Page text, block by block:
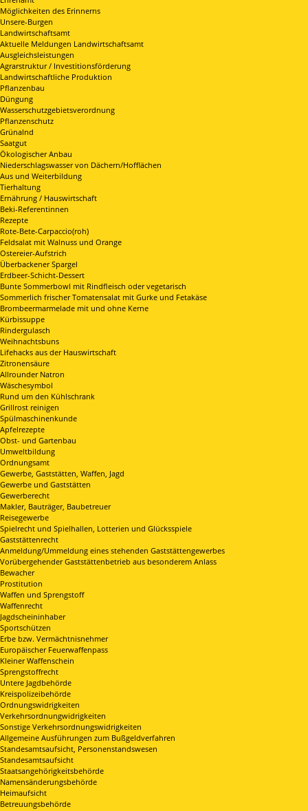
Möglichkeiten des Erinnerns
Unsere-Burgen
Landwirtschaftsamt
Aktuelle Meldungen Landwirtschaftsamt
Ausgleichsleistungen
Agrarstruktur / Investitionsförderung
Landwirtschaftliche Produktion
Pflanzenbau
Düngung
Wasserschutzgebietsverordnung
Pflanzenschutz
Grünalnd
Saatgut
Ökologischer Anbau
Niederschlagswasser von Dächern/Hofflächen
Aus und Weiterbildung
Tierhaltung
Ernährung / Hauswirtschaft
Beki-Referentinnen
Rezepte
Rote-Bete-Carpaccio(roh)
Feldsalat mit Walnuss und Orange
Ostereier-Aufstrich
Überbackener Spargel
Erdbeer-Schicht-Dessert
Bunte Sommerbowl mit Rindfleisch oder vegetarisch
Sommerlich frischer Tomatensalat mit Gurke und Fetakäse
Brombeermarmelade mit und ohne Kerne
Kürbissuppe
Rindergulasch
Weihnachtsbuns
Lifehacks aus der Hauswirtschaft
Zitronensäure
Allrounder Natron
Wäschesymbol
Rund um den Kühlschrank
Grillrost reinigen
Spülmaschinenkunde
Apfelrezepte
Obst- und Gartenbau
Umweltbildung
Ordnungsamt
Gewerbe, Gaststätten, Waffen, Jagd
Gewerbe und Gaststätten
Gewerberecht
Makler, Bauträger, Baubetreuer
Reisegewerbe
Spielrecht und Spielhallen, Lotterien und Glücksspiele
Gaststättenrecht
Anmeldung/Ummeldung eines stehenden Gaststättengewerbes
Vorübergehender Gaststättenbetrieb aus besonderem Anlass
Bewacher
Prostitution
Waffen und Sprengstoff
Waffenrecht
Jagdscheininhaber
Sportschützen
Erbe bzw. Vermächtnisnehmer
Europäischer Feuerwaffenpass
Kleiner Waffenschein
Sprengstoffrecht
Untere Jagdbehörde
Kreispolizeibehörde
Ordnungswidrigkeiten
Verkehrsordnungwidrigkeiten
Sonstige Verkehrsordnungswidrigkeiten
Allgemeine Ausführungen zum Bußgeldverfahren
Standesamtsaufsicht, Personenstandswesen
Standesamtsaufsicht
Staatsangehörigkeitsbehörde
Namensänderungsbehörde
Heimaufsicht
Betreuungsbehörde